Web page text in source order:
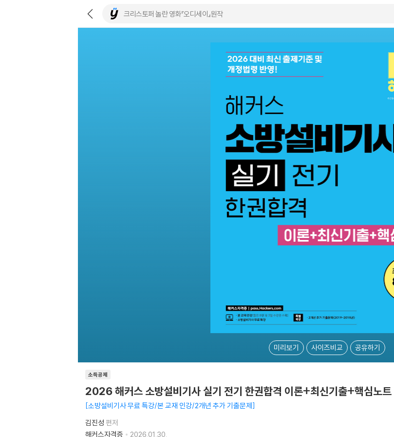
미리보기 사이즈비교 공유하기
소득공제
2026 해커스 소방설비기사 실기 전기 한권합격 이론+최신기출+핵심노트
소방설비기사 무료 특강/본 교재 인강/2개년 추가 기출문제
김진성 편저
해커스자격증
2026.01.30.